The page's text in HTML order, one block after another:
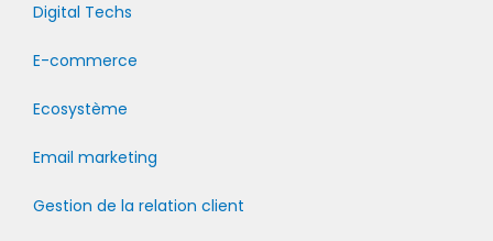
Digital Techs
E-commerce
Ecosystème
Email marketing
Gestion de la relation client